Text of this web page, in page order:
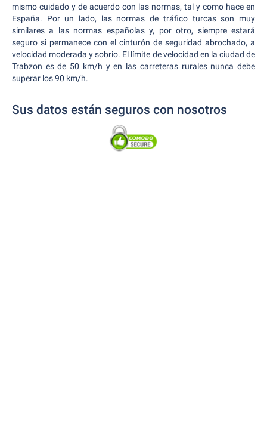
mismo cuidado y de acuerdo con las normas, tal y como hace en
España. Por un lado, las normas de tráfico turcas son muy
similares a las normas españolas y, por otro, siempre estará
seguro si permanece con el cinturón de seguridad abrochado, a
velocidad moderada y sobrio. El límite de velocidad en la ciudad de
Trabzon es de 50 km/h y en las carreteras rurales nunca debe
superar los 90 km/h.
Sus datos están seguros con nosotros